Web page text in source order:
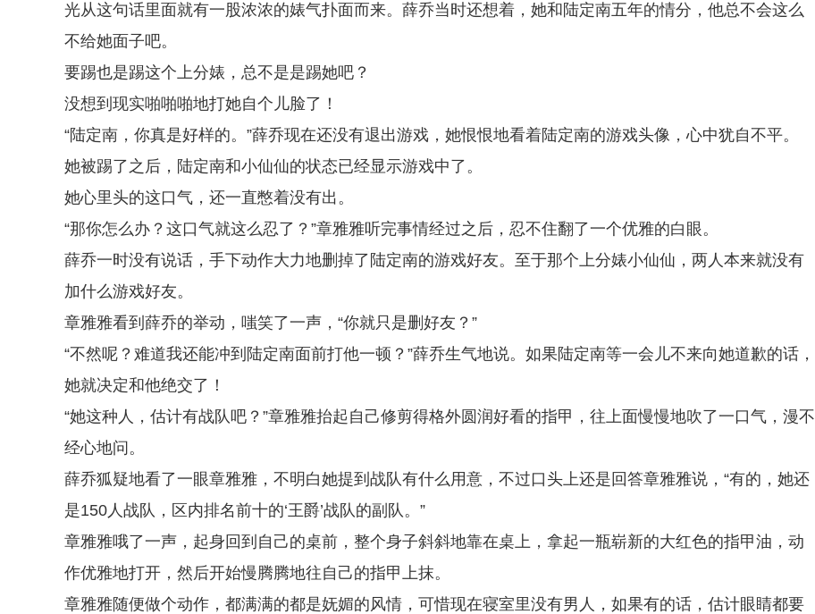
光从这句话里面就有一股浓浓的婊气扑面而来。薛乔当时还想着，她和陆定南五年的情分，他总不会这么
不给她面子吧。
要踢也是踢这个上分婊，总不是是踢她吧？
没想到现实啪啪啪地打她自个儿脸了！
“陆定南，你真是好样的。”薛乔现在还没有退出游戏，她恨恨地看着陆定南的游戏头像，心中犹自不平。
她被踢了之后，陆定南和小仙仙的状态已经显示游戏中了。
她心里头的这口气，还一直憋着没有出。
“那你怎么办？这口气就这么忍了？”章雅雅听完事情经过之后，忍不住翻了一个优雅的白眼。
薛乔一时没有说话，手下动作大力地删掉了陆定南的游戏好友。至于那个上分婊小仙仙，两人本来就没有
加什么游戏好友。
章雅雅看到薛乔的举动，嗤笑了一声，“你就只是删好友？”
“不然呢？难道我还能冲到陆定南面前打他一顿？”薛乔生气地说。如果陆定南等一会儿不来向她道歉的话，
她就决定和他绝交了！
“她这种人，估计有战队吧？”章雅雅抬起自己修剪得格外圆润好看的指甲，往上面慢慢地吹了一口气，漫不
经心地问。
薛乔狐疑地看了一眼章雅雅，不明白她提到战队有什么用意，不过口头上还是回答章雅雅说，“有的，她还
是150人战队，区内排名前十的‘王爵’战队的副队。”
章雅雅哦了一声，起身回到自己的桌前，整个身子斜斜地靠在桌上，拿起一瓶崭新的大红色的指甲油，动
作优雅地打开，然后开始慢腾腾地往自己的指甲上抹。
章雅雅随便做个动作，都满满的都是妩媚的风情，可惜现在寝室里没有男人，如果有的话，估计眼睛都要